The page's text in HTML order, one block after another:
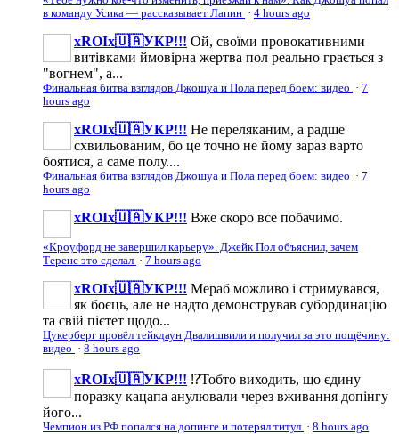
в команду Усика — рассказывает Лапин · 4 hours ago
xROIx🇺🇦УКР!!! Ой, своїми провокативними
витівками ймовірна жертва пол реально грається з
"вогнем", а...
Финальная битва взглядов Джошуа и Пола перед боем: видео · 7
hours ago
xROIx🇺🇦УКР!!! Не переляканим, а радше
схвильованим, бо це точно не йому зараз варто
боятися, а саме полу....
Финальная битва взглядов Джошуа и Пола перед боем: видео · 7
hours ago
xROIx🇺🇦УКР!!! Вже скоро все побачимо.
«Кроуфорд не завершил карьеру». Джейк Пол объяснил, зачем
Теренс это сделал · 7 hours ago
xROIx🇺🇦УКР!!! Мераб можливо і стримувався,
як боєць, але не надто демонстрував субординацію
та свій пієтет щодо...
Цукерберг провёл тейкдаун Двалишвили и получил за это пощёчину:
видео · 8 hours ago
xROIx🇺🇦УКР!!! ⁉️Тобто виходить, що єдину
поразку кацапа анулювали через вживання допінгу
його...
Чемпион из РФ попался на допинге и потерял титул · 8 hours ago